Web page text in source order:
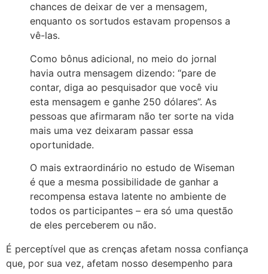
chances de deixar de ver a mensagem,
enquanto os sortudos estavam propensos a
vê-las.
Como bônus adicional, no meio do jornal
havia outra mensagem dizendo: “pare de
contar, diga ao pesquisador que você viu
esta mensagem e ganhe 250 dólares”. As
pessoas que afirmaram não ter sorte na vida
mais uma vez deixaram passar essa
oportunidade.
O mais extraordinário no estudo de Wiseman
é que a mesma possibilidade de ganhar a
recompensa estava latente no ambiente de
todos os participantes – era só uma questão
de eles perceberem ou não.
É perceptível que as crenças afetam nossa confiança
que, por sua vez, afetam nosso desempenho para